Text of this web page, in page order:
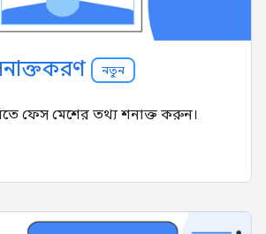
নতুন
ফেস মেশের তথ্য শনাক্ত করুন।